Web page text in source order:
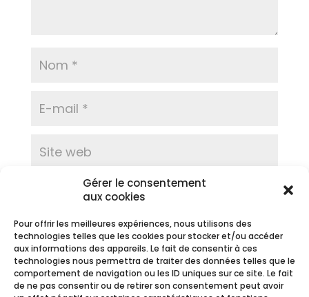
Gérer le consentement
aux cookies
Pour offrir les meilleures expériences, nous utilisons des
technologies telles que les cookies pour stocker et/ou accéder
aux informations des appareils. Le fait de consentir à ces
technologies nous permettra de traiter des données telles que le
comportement de navigation ou les ID uniques sur ce site. Le fait
de ne pas consentir ou de retirer son consentement peut avoir
Prévenez-moi de tous les nouveaux commentaires
Prévenez-moi de tous les nouveaux articles par e-
mail.